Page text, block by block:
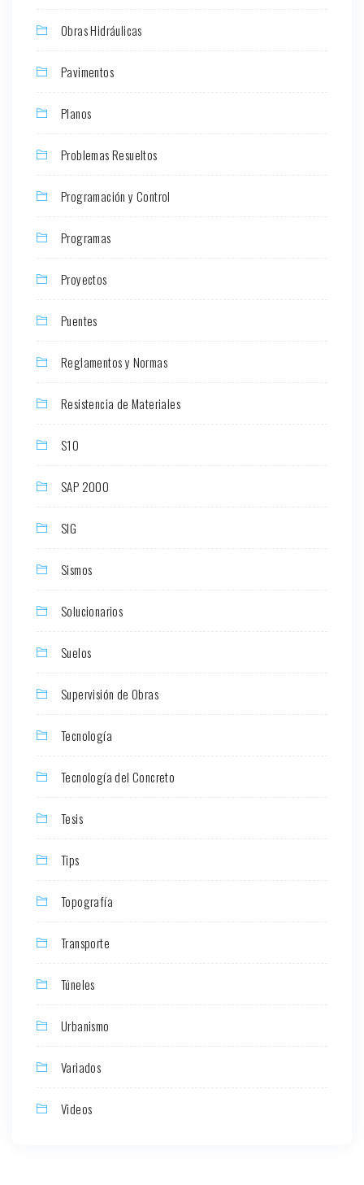
Obras Hidráulicas
Pavimentos
Planos
Problemas Resueltos
Programación y Control
Programas
Proyectos
Puentes
Reglamentos y Normas
Resistencia de Materiales
S10
SAP 2000
SIG
Sismos
Solucionarios
Suelos
Supervisión de Obras
Tecnología
Tecnología del Concreto
Tesis
Tips
Topografía
Transporte
Túneles
Urbanismo
Variados
Videos